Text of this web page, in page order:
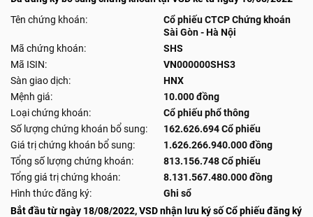
Tên chứng khoán:
Cổ phiếu CTCP Chứng khoán
Sài Gòn - Hà Nội
Mã chứng khoán:
SHS
Mã ISIN:
VN000000SHS3
Sàn giao dịch:
HNX
Mệnh giá:
10.000 đồng
Loại chứng khoán:
Cổ phiếu phổ thông
Số lượng chứng khoán bổ sung:
162.626.694 Cổ phiếu
Giá trị chứng khoán bổ sung:
1.626.266.940.000 đồng
Tổng số lượng chứng khoán:
813.156.748 Cổ phiếu
Tổng giá trị chứng khoán:
8.131.567.480.000 đồng
Hình thức đăng ký:
Ghi sổ
Bắt đầu từ ngày 18/08/2022, VSD nhận lưu ký số Cổ phiếu đăng ký